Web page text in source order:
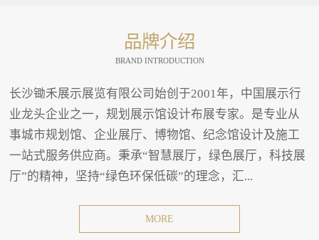
品牌介绍
BRAND INTRODUCTION
长沙锄禾展示展览有限公司始创于2001年，中国展示行
业龙头企业之一，规划展示馆设计布展专家。是专业从
事城市规划馆、企业展厅、博物馆、纪念馆设计及施工
一站式服务供应商。秉承“智慧展厅，绿色展厅，科技展
厅”的精神，坚持“绿色环保低碳”的理念，汇...
MORE